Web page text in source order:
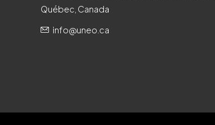
Québec, Canada
info@uneo.ca